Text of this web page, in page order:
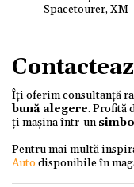
Spacetourer, XM
Îți oferim consultanță
bună alegere. Profită
ți mașina într-un
Pentru mai multă
Autodisponibile în